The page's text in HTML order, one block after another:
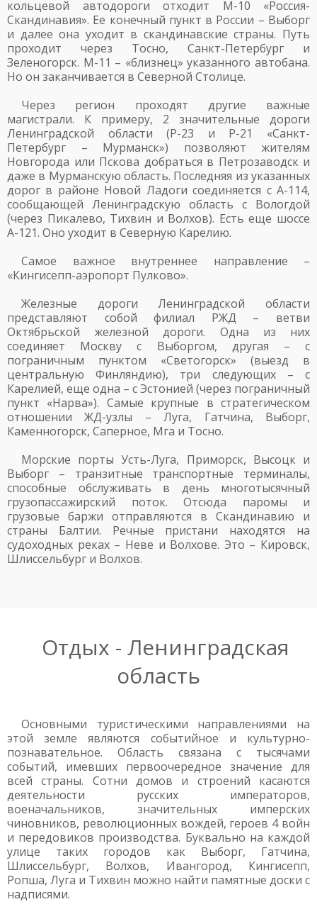
кольцевой автодороги отходит М-10 «Россия-
Скандинавия». Ее конечный пункт в России – Выборг
и далее она уходит в скандинавские страны. Путь
проходит через Тосно, Санкт-Петербург и
Зеленогорск. М-11 – «близнец» указанного автобана.
Но он заканчивается в Северной Столице.
Через регион проходят другие важные
магистрали. К примеру, 2 значительные дороги
Ленинградской области (Р-23 и Р-21 «Санкт-
Петербург – Мурманск») позволяют жителям
Новгорода или Пскова добраться в Петрозаводск и
даже в Мурманскую область. Последняя из указанных
дорог в районе Новой Ладоги соединяется с А-114,
сообщающей Ленинградскую область с Вологдой
(через Пикалево, Тихвин и Волхов). Есть еще шоссе
А-121. Оно уходит в Северную Карелию.
Самое важное внутреннее направление –
«Кингисепп-аэропорт Пулково».
Железные дороги Ленинградской области
представляют собой филиал РЖД – ветви
Октябрьской железной дороги. Одна из них
соединяет Москву с Выборгом, другая – с
пограничным пунктом «Светогорск» (выезд в
центральную Финляндию), три следующих – с
Карелией, еще одна – с Эстонией (через пограничный
пункт «Нарва»). Самые крупные в стратегическом
отношении ЖД-узлы – Луга, Гатчина, Выборг,
Каменногорск, Саперное, Мга и Тосно.
Морские порты Усть-Луга, Приморск, Высоцк и
Выборг – транзитные транспортные терминалы,
способные обслуживать в день многотысячный
грузопассажирский поток. Отсюда паромы и
грузовые баржи отправляются в Скандинавию и
страны Балтии. Речные пристани находятся на
судоходных реках – Неве и Волхове. Это – Кировск,
Шлиссельбург и Волхов.
Отдых - Ленинградская
область
Основными туристическими направлениями на
этой земле являются событийное и культурно-
познавательное. Область связана с тысячами
событий, имевших первоочередное значение для
всей страны. Сотни домов и строений касаются
деятельности русских императоров,
военачальников, значительных имперских
чиновников, революционных вождей, героев 4 войн
и передовиков производства. Буквально на каждой
улице таких городов как Выборг, Гатчина,
Шлиссельбург, Волхов, Ивангород, Кингисепп,
Ропша, Луга и Тихвин можно найти памятные доски с
надписями.